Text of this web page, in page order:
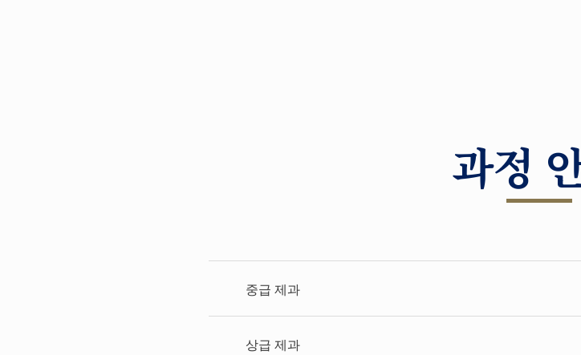
과정
중급 제과
상급 제과